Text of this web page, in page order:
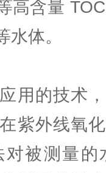
高含量
体。
用的技术
紫外线氧
被测量